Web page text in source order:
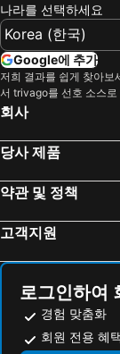
호텔 테토라 기타쿠
호텔 윙 인터내셔
Urban Hotel
아파 호텔 후쿠오카-유쿠
Shimonoseki
Shimonoseki Station West
OYO Yutaka Hotel
HOTEL le ROSEY
Smile Hotel
Business
Pal Annex
Nakasu-
Atomic Bomb
Nishitetsu Fukuoka
Kurume Station
Kurosaki Station
Yuda Onsen hot
Kyushu National
Fukuoka Kokusai
히로시마 공항
Mojiko Station
Marine World
나라를 선택하세요
Google에 추가
저희 결과를 쉽게 찾아보
서 trivago를 선호 소스로
회사
당사 제품
약관 및 정책
고객지원
로그인하여
경험 맞춤화
회원 전용 혜